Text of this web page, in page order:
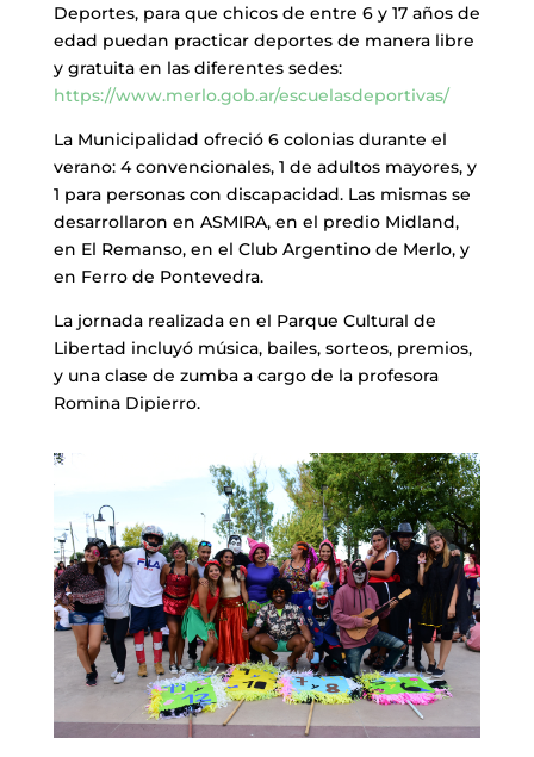
Deportes, para que chicos de entre 6 y 17 años de
edad puedan practicar deportes de manera libre
y gratuita en las diferentes sedes:
https://www.merlo.gob.ar/escuelasdeportivas/
La Municipalidad ofreció 6 colonias durante el
verano: 4 convencionales, 1 de adultos mayores, y
1 para personas con discapacidad. Las mismas se
desarrollaron en ASMIRA, en el predio Midland,
en El Remanso, en el Club Argentino de Merlo, y
en Ferro de Pontevedra.
La jornada realizada en el Parque Cultural de
Libertad incluyó música, bailes, sorteos, premios,
y una clase de zumba a cargo de la profesora
Romina Dipierro.